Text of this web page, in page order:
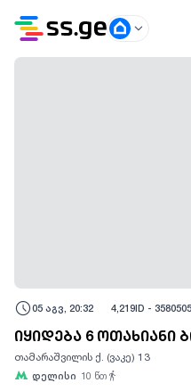
05 აგვ, 20:32 4,219ID -
იყიდება 6 ოთახიანი
თამარაშვილის ქ. (ვაკე) 13
დელისი 10 წთ